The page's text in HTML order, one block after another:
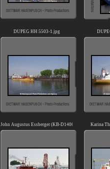
DUPEG HH 5503-1.jpg
John Augustus Essberger (KB-D140609-01).jpgKarina